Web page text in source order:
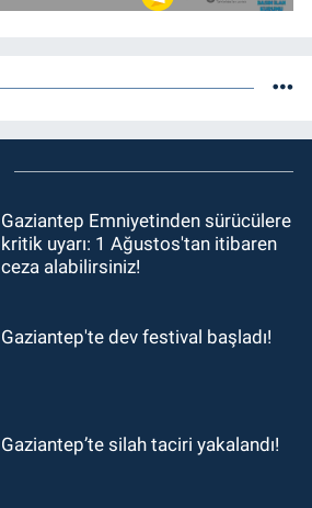
Gaziantep Emniyetinden sürücülere
kritik uyarı: 1 Ağustos'tan itibaren
ceza alabilirsiniz!
Gaziantep'te dev festival başladı!
Gaziantep’te silah taciri yakalandı!